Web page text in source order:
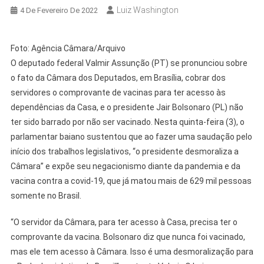
4 De Fevereiro De 2022 Luiz Washington
Foto: Agência Câmara/Arquivo
O deputado federal Valmir Assunção (PT) se pronunciou sobre
o fato da Câmara dos Deputados, em Brasília, cobrar dos
servidores o comprovante de vacinas para ter acesso às
dependências da Casa, e o presidente Jair Bolsonaro (PL) não
ter sido barrado por não ser vacinado. Nesta quinta-feira (3), o
parlamentar baiano sustentou que ao fazer uma saudação pelo
início dos trabalhos legislativos, “o presidente desmoraliza a
Câmara” e expõe seu negacionismo diante da pandemia e da
vacina contra a covid-19, que já matou mais de 629 mil pessoas
somente no Brasil.
“O servidor da Câmara, para ter acesso à Casa, precisa ter o
comprovante da vacina. Bolsonaro diz que nunca foi vacinado,
mas ele tem acesso à Câmara. Isso é uma desmoralização para